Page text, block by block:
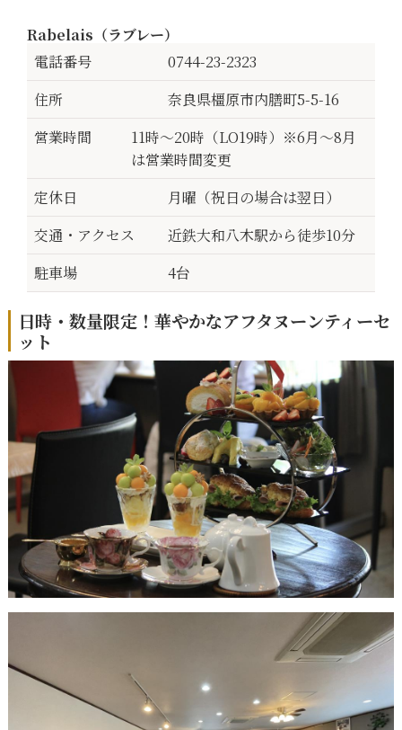
Rabelais（ラブレー）
電話番号
0744-23-2323
住所
奈良県橿原市内膳町5-5-16
営業時間
11時～20時（LO19時）※6月～8月
は営業時間変更
定休日
月曜（祝日の場合は翌日）
交通・アクセス
近鉄大和八木駅から徒歩10分
駐車場
4台
日時・数量限定！華やかなアフタヌーンティーセ
ット